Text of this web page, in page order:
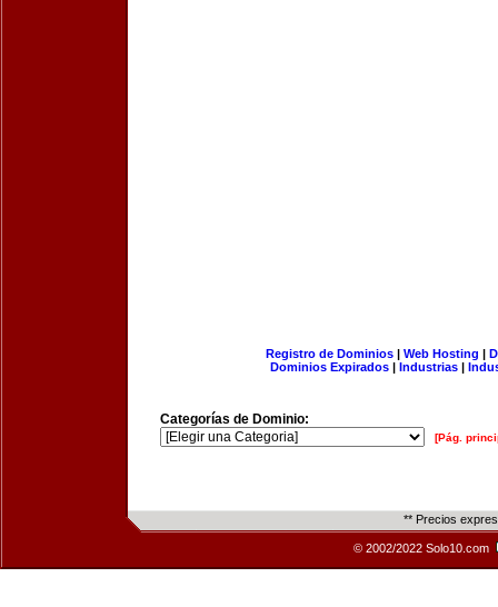
Registro de Dominios| Web Hosting |
Dominios Expirados | Industrias |
Categorías de Dominio:
[Pág.
** Precios
© 2002/2022 Solo10.com